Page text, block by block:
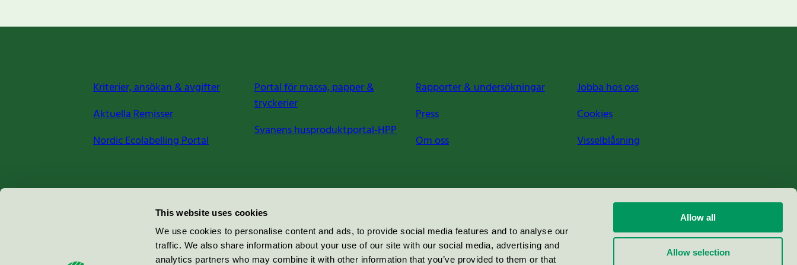
This website uses cookies
We use cookies to personalise content and ads, to provide social media features and to analyse our
traffic. We also share information about your use of our site with our social media, advertising and
analytics partners who may combine it with other information that you’ve provided to them or that
Allow all
Allow selection
Kriterier, ansökan & avgifter
Aktuella Remisser
Nordic Ecolabelling Portal
Portal för massa, papper &
tryckerier
Svanens husproduktportal-HPP
Rapporter & undersökningar
Press
Om oss
Jobba hos oss
Cookies
Visselblåsning
Miljömärkning Sverige AB
100 64